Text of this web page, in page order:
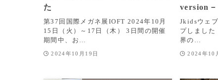
た
第37回国際メガネ展IOFT 2024年10月
15日（火）～17日（木） 3日間の開催
期間中、お…
2024年10月19日
version－
Jkidsウェ
プしまし
界の…
2024年10